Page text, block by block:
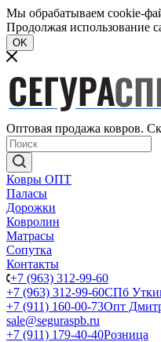
Мы обрабатываем cookie-
Продолжая использование
OK
Оптовая продажа ковров.
Ковры ОПТ
Паласы
Дорожки
Ковролин
Матрасы
Сопутка
Контакты
+7 (963) 312-99-60
+7 (963) 312-99-60СПб
+7 (911) 160-00-73Опт
sale@seguraspb.ru
+7 (911) 179-40-40Розница